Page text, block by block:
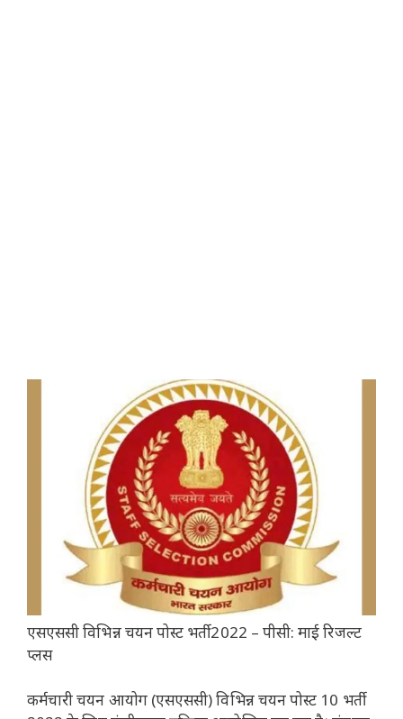
एसएससी विभिन्न चयन पोस्ट भर्ती 2022 – पीसी: माई रिजल्ट
प्लस
कर्मचारी चयन आयोग (एसएससी) विभिन्न चयन पोस्ट 10 भर्ती